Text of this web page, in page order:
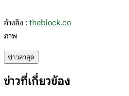
อ้างอิง : theblock.co
ภาพ
ข่าวล่าสุด
ข่าวที่เกี่ยวข้อง